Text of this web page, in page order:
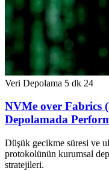
Veri Depolama 5 dk 24
NVMe over Fabrics
Depolamada
Düşük gecikme süresi ve
protokolünün kurumsal
stratejileri.